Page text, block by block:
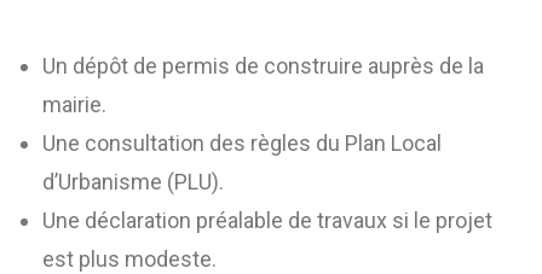
Un dépôt de permis de construire auprès de la
mairie.
Une consultation des règles du Plan Local
d’Urbanisme (PLU).
Une déclaration préalable de travaux si le projet
est plus modeste.